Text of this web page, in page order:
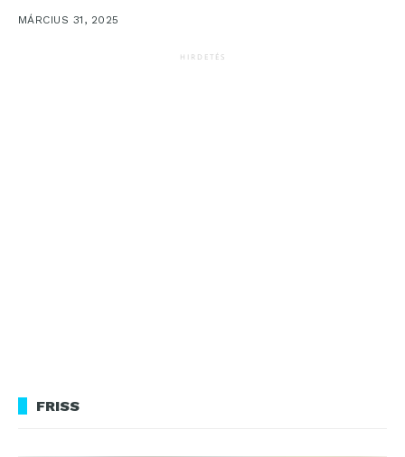
termékeket és szolgáltatásokat az...
MÁRCIUS 31, 2025
HIRDETÉS
FRISS